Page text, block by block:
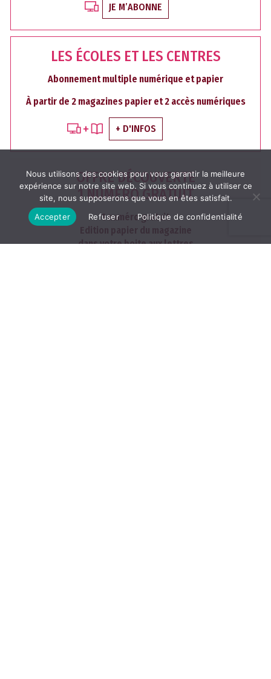
JE M’ABONNE
LES ÉCOLES ET LES CENTRES
Abonnement multiple numérique et papier
À partir de 2 magazines papier et 2 accès numériques
+ D'INFOS
OFFRE DÉCOUVERTE
1 NUMÉRO GRATUIT
1 numéro gratuit
Edition papier du magazine
dans votre boite aux lettres
Nous utilisons des cookies pour vous garantir la meilleure
expérience sur notre site web. Si vous continuez à utiliser ce
site, nous supposerons que vous en êtes satisfait.
Accepter
Refuser Politique de confidentialité